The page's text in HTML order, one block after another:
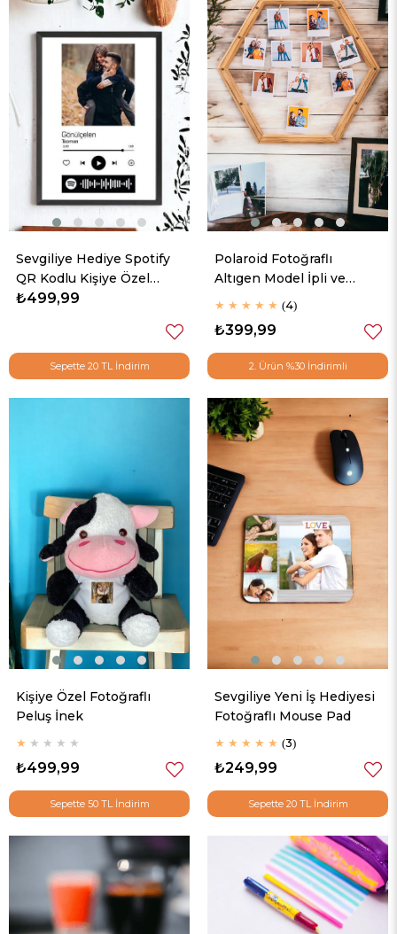
Sevgiliye Hediye Spotify
QR Kodlu Kişiye Özel
Fotoğraflı Hediyelik
₺499,99
Sepette 20 TL İndirim
Polaroid Fotoğraflı
Altıgen Model İpli ve
Mandallı Ahşap Duvar Anı
★ ★ ★ ★ ★ 4
₺399,99
2. Ürün %30 İndirimli
Kişiye Özel Fotoğraflı
Peluş İnek
★ ★ ★ ★ ★
₺499,99
Sepette 50 TL İndirim
Sevgiliye Yeni İş Hediyesi
Fotoğraflı Mouse Pad
★ ★ ★ ★ ★ 3
₺249,99
Sepette 20 TL İndirim